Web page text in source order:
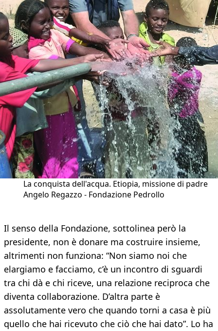
La conquista dell'acqua. Etiopia, missione di padre
Angelo Regazzo - Fondazione Pedrollo
Il senso della Fondazione, sottolinea però la
presidente, non è donare ma costruire insieme,
altrimenti non funziona: “Non siamo noi che
elargiamo e facciamo, c’è un incontro di sguardi
tra chi dà e chi riceve, una relazione reciproca che
diventa collaborazione. D’altra parte è
assolutamente vero che quando torni a casa è più
quello che hai ricevuto che ciò che hai dato”. Lo ha